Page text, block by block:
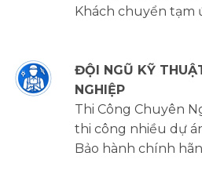
Khách chuyển tạm
ĐỘI NGŨ KỸ
NGHIỆP
Thi Công Chuyên
thi công nhiều dự
Bảo hành chính